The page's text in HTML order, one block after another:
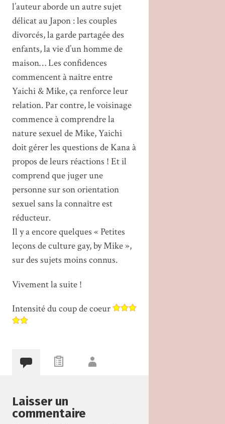
l’auteur aborde un autre sujet
délicat au Japon : les couples
divorcés, la garde partagée des
enfants, la vie d’un homme de
maison… Les confidences
commencent à naître entre
Yaichi & Mike, ça renforce leur
relation. Par contre, le voisinage
commence à comprendre la
nature sexuel de Mike, Yaichi
doit gérer les questions de Kana à
propos de leurs réactions ! Et il
comprend que juger une
personne sur son orientation
sexuel sans la connaître est
réducteur.
Il y a encore quelques « Petites
leçons de culture gay, by Mike »,
sur des sujets moins connus.
Vivement la suite !
Intensité du coup de coeur
Laisser un
commentaire